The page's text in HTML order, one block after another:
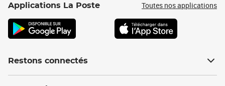
Applications La Poste Toutes nos applications
Restons connectés